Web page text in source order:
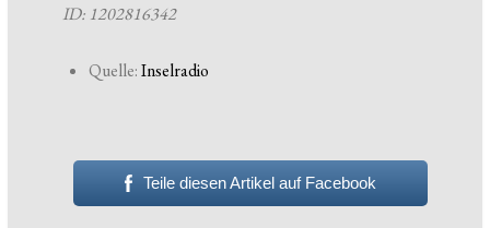
ID: 1202816342
Quelle:Inselradio
Teile diesen Artikel auf Facebook